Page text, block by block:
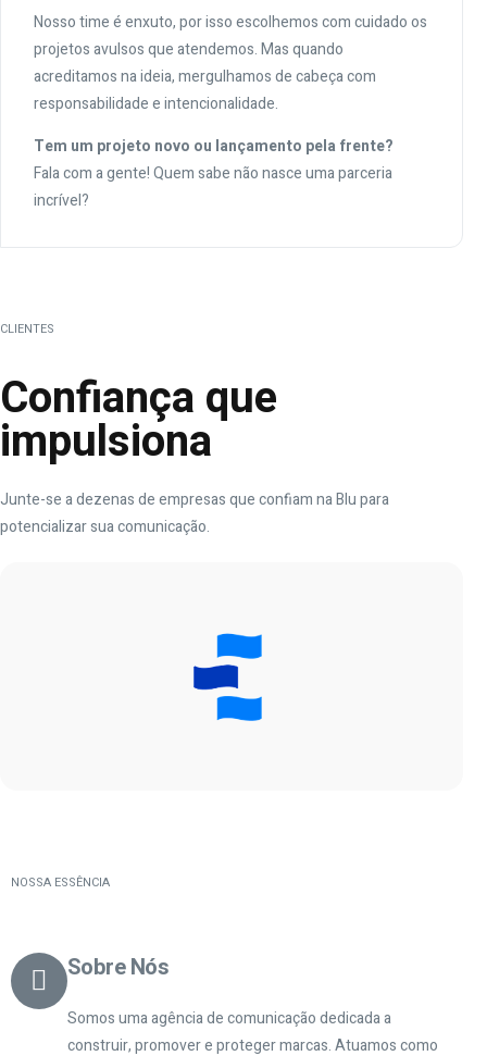
Nosso time é enxuto, por isso escolhemos com cuidado os
projetos avulsos que atendemos. Mas quando
acreditamos na ideia, mergulhamos de cabeça com
responsabilidade e intencionalidade.
Tem um projeto novo ou lançamento pela frente?
Fala com a gente! Quem sabe não nasce uma parceria
incrível?
CLIENTES
Confiança que
impulsiona
Junte-se a dezenas de empresas que confiam na Blu para
potencializar sua comunicação.
NOSSA ESSÊNCIA
Sobre Nós
Somos uma agência de comunicação dedicada a
construir, promover e proteger marcas. Atuamos como